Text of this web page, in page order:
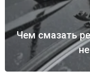
Чем смазать